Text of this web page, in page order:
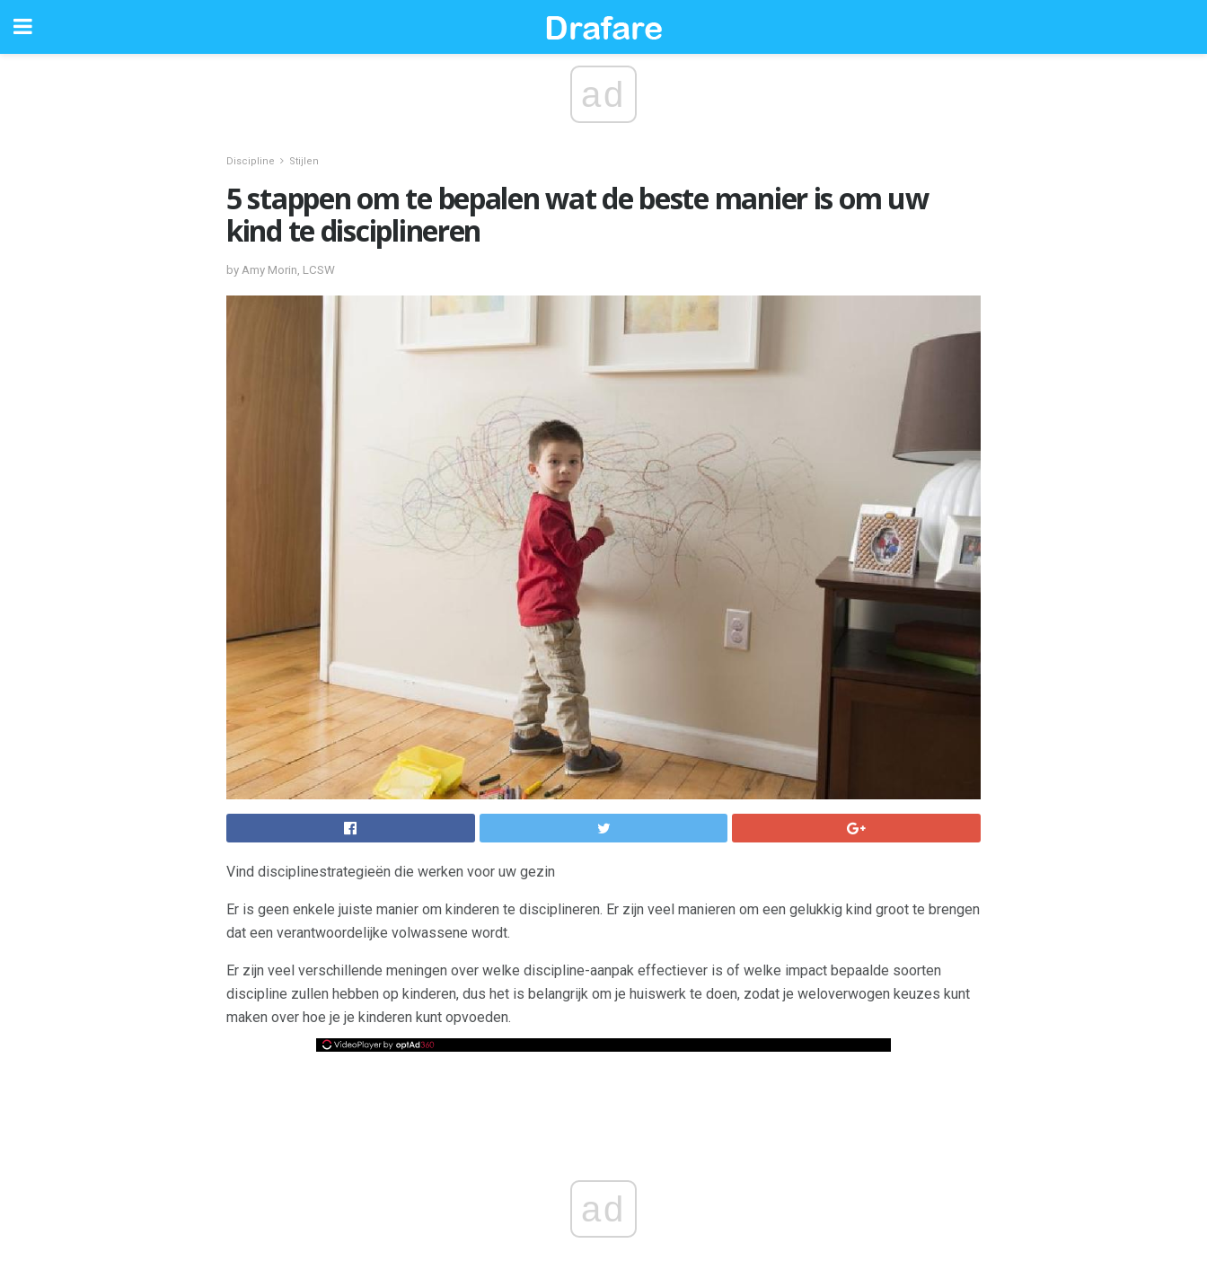
ad
Discipline Stijlen
5 stappen om te bepalen wat de beste manier is om uw
kind te disciplineren
by Amy Morin, LCSW
Vind disciplinestrategieën die werken voor uw gezin
Er is geen enkele juiste manier om kinderen te disciplineren. Er zijn veel manieren om een ​​gelukkig kind groot te brengen
dat een verantwoordelijke volwassene wordt.
Er zijn veel verschillende meningen over welke discipline-aanpak effectiever is of welke impact bepaalde soorten
discipline zullen hebben op kinderen, dus het is belangrijk om je huiswerk te doen, zodat je weloverwogen keuzes kunt
maken over hoe je je kinderen kunt opvoeden.
ad